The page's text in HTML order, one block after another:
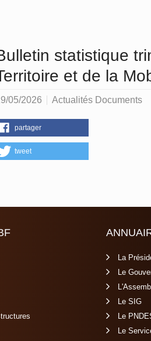
statistique
et de la
05/2026 Actualités Documents
partager
tweet
La
Le
Le SIG
Le
Le